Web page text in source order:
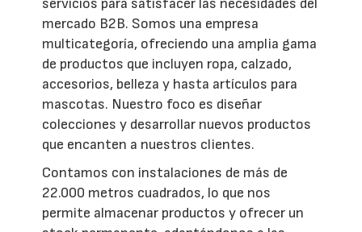
servicios para satisfacer las necesidades del
mercado B2B. Somos una empresa
multicategoría, ofreciendo una amplia gama
de productos que incluyen ropa, calzado,
accesorios, belleza y hasta artículos para
mascotas. Nuestro foco es diseñar
colecciones y desarrollar nuevos productos
que encanten a nuestros clientes.
Contamos con instalaciones de más de
22.000 metros cuadrados, lo que nos
permite almacenar productos y ofrecer un